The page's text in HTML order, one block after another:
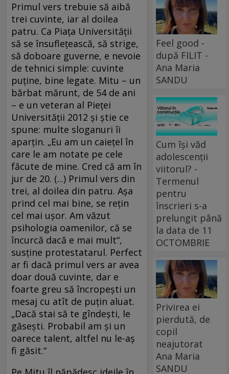
Primul vers trebuie să aibă
trei cuvinte, iar al doilea
patru. Ca Piaţa Universităţii
să se însufleţească, să strige,
să doboare guverne, e nevoie
de tehnici simple: cuvinte
puţine, bine legate. Mitu – un
bărbat mărunt, de 54 de ani
– e un veteran al Pieţei
Universităţii 2012 şi ştie ce
spune: multe sloganuri îi
aparţin. „Eu am un caieţel în
care le am notate pe cele
făcute de mine. Cred că am în
jur de 20. (...) Primul vers din
trei, al doilea din patru. Aşa
prind cel mai bine, se reţin
cel mai uşor. Am văzut
psihologia oamenilor, că se
încurcă dacă e mai mult“,
susţine protestatarul. Perfect
ar fi dacă primul vers ar avea
doar două cuvinte, dar e
foarte greu să încropeşti un
mesaj cu atît de puţin aluat.
„Dacă stai să te gîndeşti, le
găseşti. Probabil am şi un
oarece talent, altfel nu le-aş
fi găsit.“
Feel good -
după FILIT -
Ana Maria
SANDU
Cum își văd
adolescenții
viitorul? -
Termenul
pentru
înscrieri s-a
prelungit până
la data de 11
OCTOMBRIE
Privirea ei
pierdută, de
copil
neajutorat
Ana Maria
SANDU